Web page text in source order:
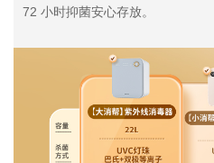
72 小时抑菌安心存放。